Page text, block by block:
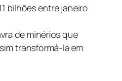
bilhões entre janeiro
de minérios que
transformá-la em